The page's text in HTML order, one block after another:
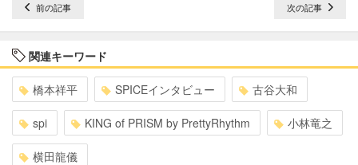
前の記事 次の記事
関連キーワード
橋本祥平 SPICEインタビュー 古谷大和
spi KING of PRISM by PrettyRhythm 小林竜之
横田龍儀